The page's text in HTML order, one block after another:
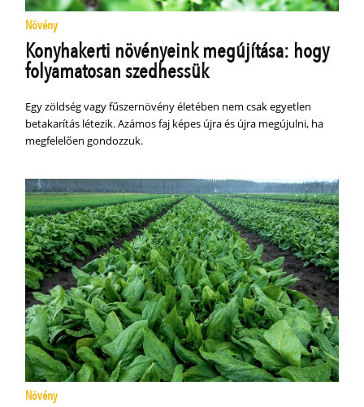
Növény
Konyhakerti növényeink megújítása: hogy
folyamatosan szedhessük
Egy zöldség vagy fűszernövény életében nem csak egyetlen
betakarítás létezik. Azámos faj képes újra és újra megújulni, ha
megfelelően gondozzuk.
Növény